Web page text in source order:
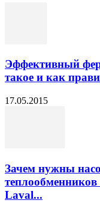
Эффективный
такое и как
17.05.2015
Зачем нужны
теплообменников
Laval...